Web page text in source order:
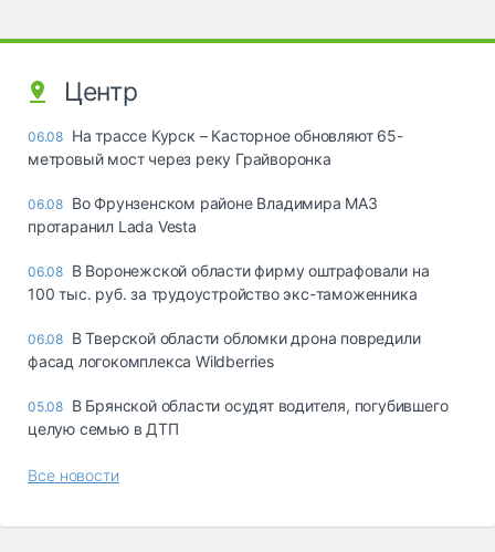
Центр
06.08 На трассе Курск – Касторное обновляют 65-
метровый мост через реку Грайворонка
06.08 Во Фрунзенском районе Владимира МАЗ
протаранил Lada Vesta
06.08 В Воронежской области фирму оштрафовали на
100 тыс. руб. за трудоустройство экс-таможенника
06.08 В Тверской области обломки дрона повредили
фасад логокомплекса Wildberries
05.08 В Брянской области осудят водителя, погубившего
целую семью в ДТП
Все новости